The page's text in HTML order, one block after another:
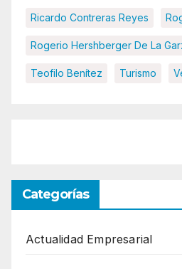
Ricardo Contreras Reyes
Rogerio Hershberger De La
Teofilo Benítez Turismo
Categorías
Actualidad Empresarial